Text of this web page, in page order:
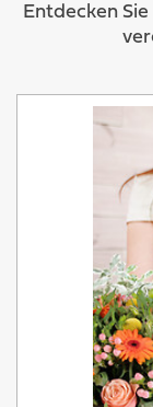
Entdecken